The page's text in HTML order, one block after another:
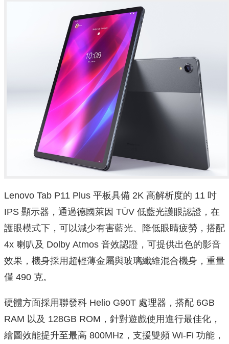
Lenovo Tab P11 Plus 平板具備 2K 高解析度的 11 吋
IPS 顯示器，通過德國萊因 TÜV 低藍光護眼認證，在
護眼模式下，可以減少有害藍光、降低眼睛疲勞，搭配
4x 喇叭及 Dolby Atmos 音效認證，可提供出色的影音
效果，機身採用超輕薄金屬與玻璃纖維混合機身，重量
僅 490 克。
硬體方面採用聯發科 Helio G90T 處理器，搭配 6GB
RAM 以及 128GB ROM，針對遊戲使用進行最佳化，
繪圖效能提升至最高 800MHz，支援雙頻 Wi-Fi 功能，